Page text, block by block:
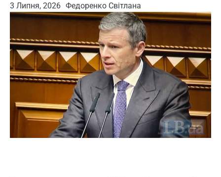
3 Липня, 2026 Федоренко Світлана